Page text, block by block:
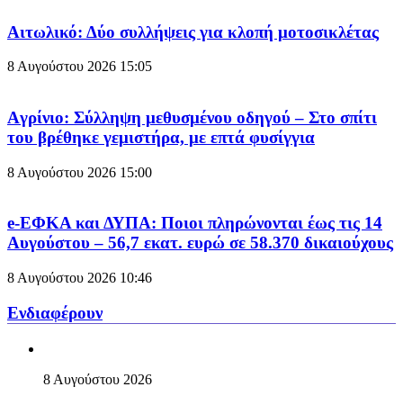
Aιτωλικό: Δύο συλλήψεις για κλοπή μοτοσικλέτας
8 Αυγούστου 2026 15:05
Aγρίνιο: Σύλληψη μεθυσμένου οδηγού – Στο σπίτι
του βρέθηκε γεμιστήρα, με επτά φυσίγγια
8 Αυγούστου 2026 15:00
e-ΕΦΚΑ και ΔΥΠΑ: Ποιοι πληρώνονται έως τις 14
Αυγούστου – 56,7 εκατ. ευρώ σε 58.370 δικαιούχους
8 Αυγούστου 2026 10:46
Ενδιαφέρουν
8 Αυγούστου 2026